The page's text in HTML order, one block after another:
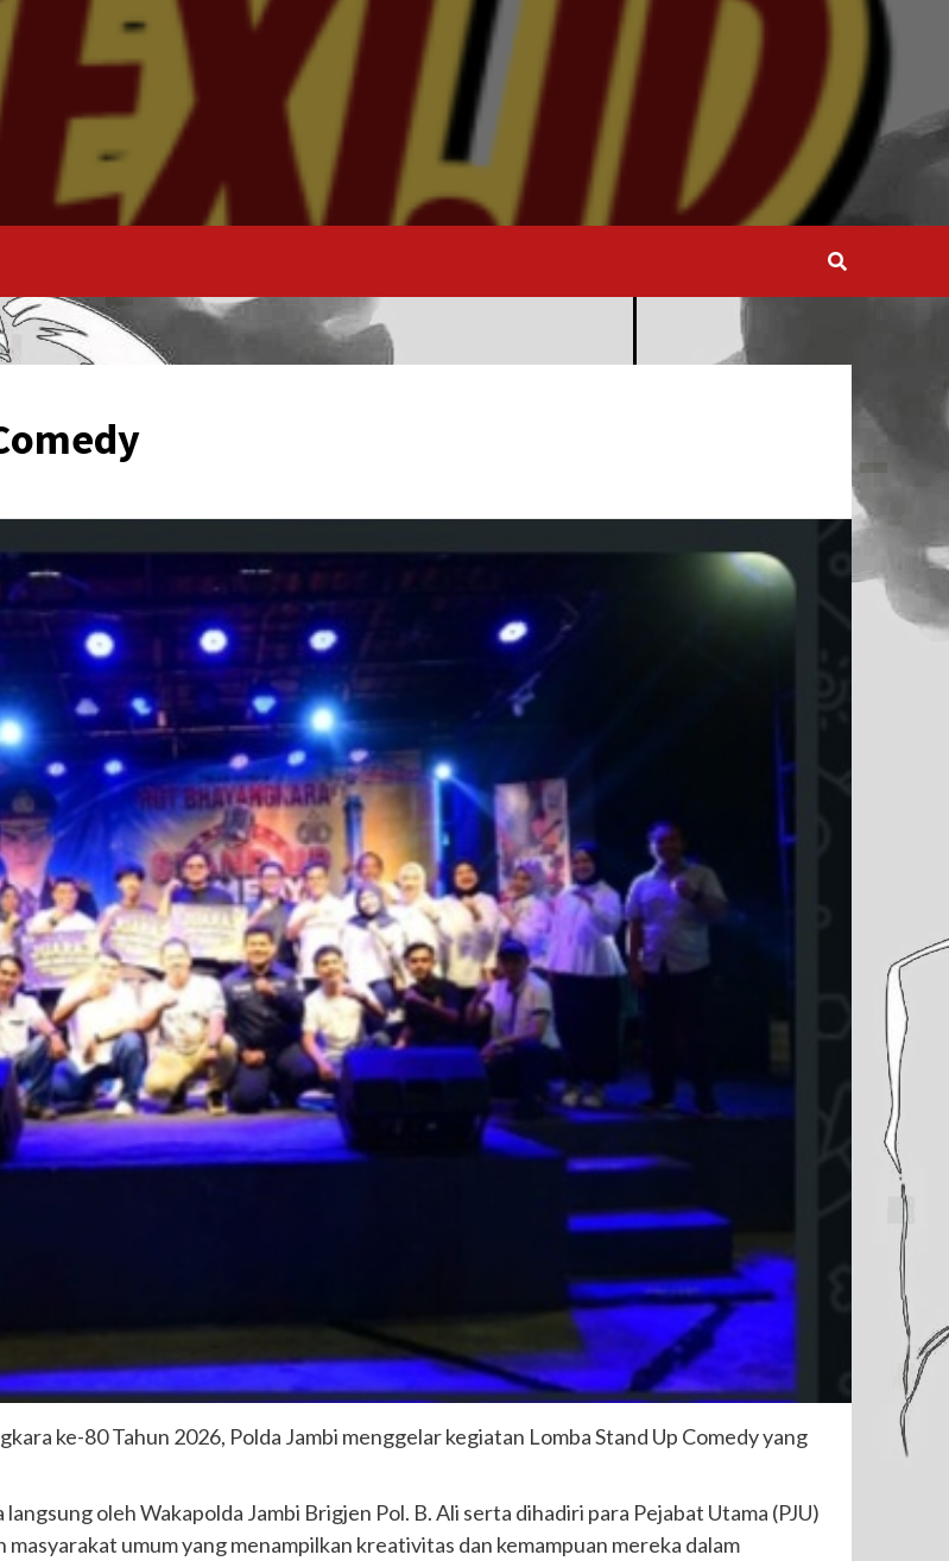
ke-80 Tahun 2026, Polda Jambi menggelar kegiatan Lomba Stand Up Comedy yang
oleh Wakapolda Jambi Brigjen Pol. B. Ali serta dihadiri para Pejabat Utama (PJU)
umum yang menampilkan kreativitas dan kemampuan mereka dalam